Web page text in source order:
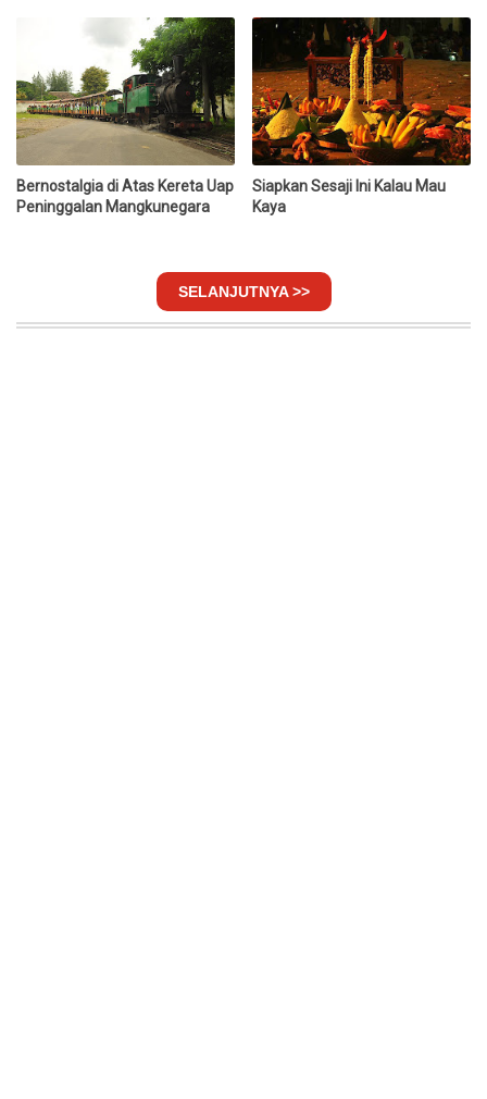
Bernostalgia di Atas Kereta Uap
Peninggalan Mangkunegara
Siapkan Sesaji Ini Kalau Mau
Kaya
SELANJUTNYA >>